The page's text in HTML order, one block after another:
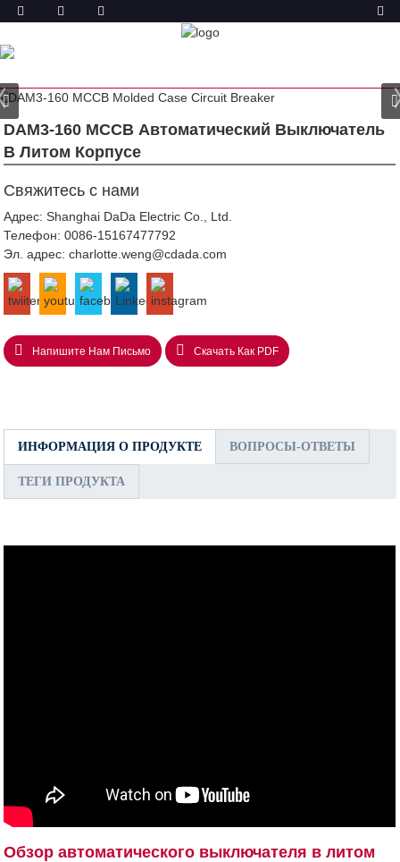
DAM3
DAM3-160 MCCB Автоматический Выключатель
В Литом Корпусе
Свяжитесь с нами
Адрес: Shanghai DaDa Electric Co., Ltd.
Телефон:0086-15167477792
Эл. адрес:charlotte.weng@cdada.com
Напишите Нам Письмо Скачать Как PDF
ИНФОРМАЦИЯ О ПРОДУКТЕ ВОПРОСЫ-ОТВЕТЫ
ТЕГИ ПРОДУКТА
Обзор автоматического выключателя в литом